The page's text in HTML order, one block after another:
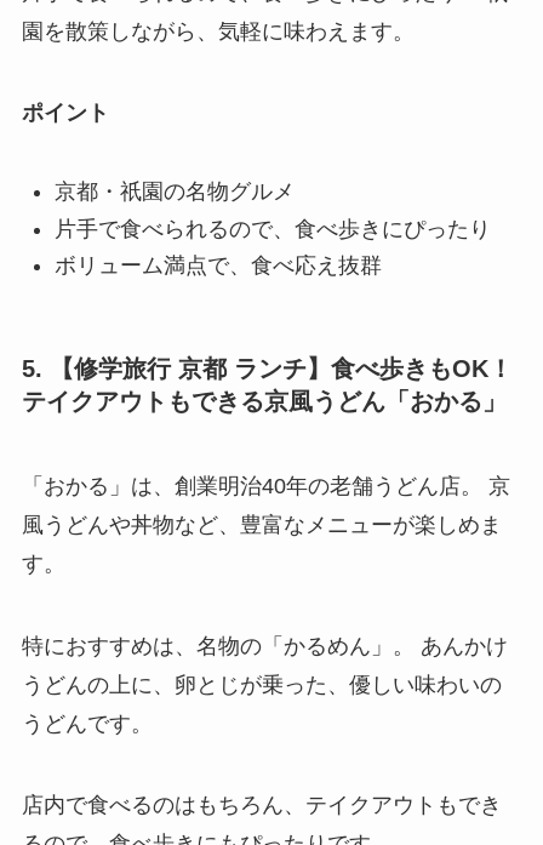
園を散策しながら、気軽に味わえます。
ポイント
京都・祇園の名物グルメ
片手で食べられるので、食べ歩きにぴったり
ボリューム満点で、食べ応え抜群
5. 【修学旅行 京都 ランチ】食べ歩きもOK！
テイクアウトもできる京風うどん「おかる」
「おかる」は、創業明治40年の老舗うどん店。 京
風うどんや丼物など、豊富なメニューが楽しめま
す。
特におすすめは、名物の「かるめん」。 あんかけ
うどんの上に、卵とじが乗った、優しい味わいの
うどんです。
店内で食べるのはもちろん、テイクアウトもでき